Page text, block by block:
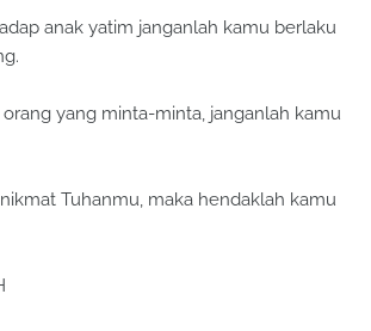
anak yatim janganlah kamu berlaku
yang minta-minta, janganlah kamu
Tuhanmu, maka hendaklah kamu